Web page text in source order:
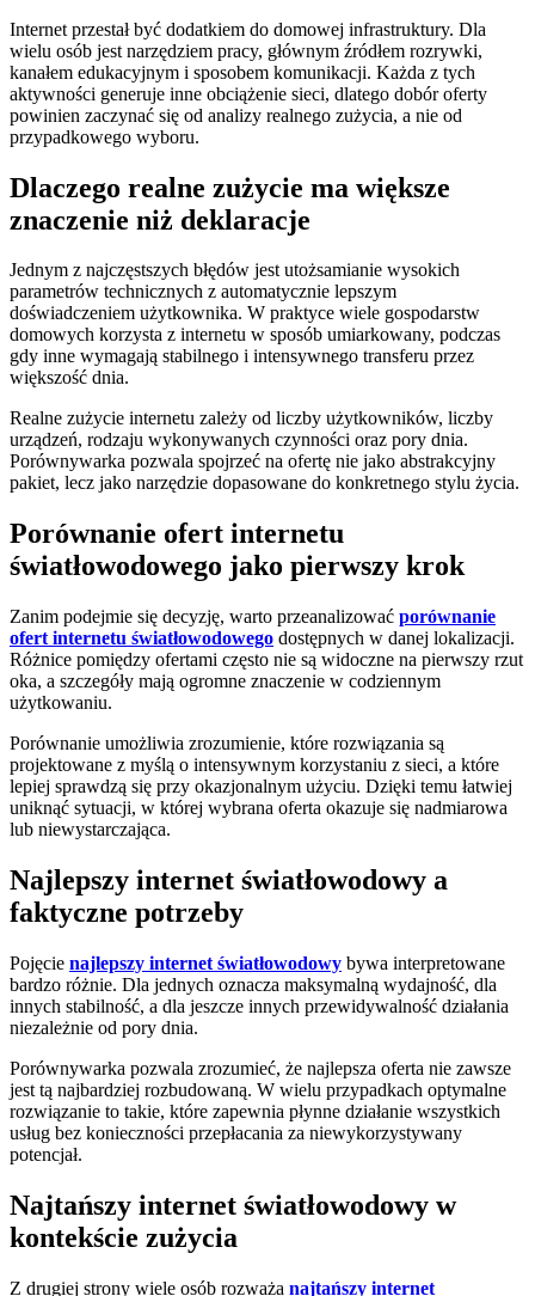
Internet przestał być dodatkiem do domowej infrastruktury. Dla
wielu osób jest narzędziem pracy, głównym źródłem rozrywki,
kanałem edukacyjnym i sposobem komunikacji. Każda z tych
aktywności generuje inne obciążenie sieci, dlatego dobór oferty
powinien zaczynać się od analizy realnego zużycia, a nie od
przypadkowego wyboru.
Dlaczego realne zużycie ma większe
znaczenie niż deklaracje
Jednym z najczęstszych błędów jest utożsamianie wysokich
parametrów technicznych z automatycznie lepszym
doświadczeniem użytkownika. W praktyce wiele gospodarstw
domowych korzysta z internetu w sposób umiarkowany, podczas
gdy inne wymagają stabilnego i intensywnego transferu przez
większość dnia.
Realne zużycie internetu zależy od liczby użytkowników, liczby
urządzeń, rodzaju wykonywanych czynności oraz pory dnia.
Porównywarka pozwala spojrzeć na ofertę nie jako abstrakcyjny
pakiet, lecz jako narzędzie dopasowane do konkretnego stylu życia.
Porównanie ofert internetu
światłowodowego jako pierwszy krok
Zanim podejmie się decyzję, warto przeanalizować porównanie
ofert internetu światłowodowego dostępnych w danej lokalizacji.
Różnice pomiędzy ofertami często nie są widoczne na pierwszy rzut
oka, a szczegóły mają ogromne znaczenie w codziennym
użytkowaniu.
Porównanie umożliwia zrozumienie, które rozwiązania są
projektowane z myślą o intensywnym korzystaniu z sieci, a które
lepiej sprawdzą się przy okazjonalnym użyciu. Dzięki temu łatwiej
uniknąć sytuacji, w której wybrana oferta okazuje się nadmiarowa
lub niewystarczająca.
Najlepszy internet światłowodowy a
faktyczne potrzeby
Pojęcie najlepszy internet światłowodowy bywa interpretowane
bardzo różnie. Dla jednych oznacza maksymalną wydajność, dla
innych stabilność, a dla jeszcze innych przewidywalność działania
niezależnie od pory dnia.
Porównywarka pozwala zrozumieć, że najlepsza oferta nie zawsze
jest tą najbardziej rozbudowaną. W wielu przypadkach optymalne
rozwiązanie to takie, które zapewnia płynne działanie wszystkich
usług bez konieczności przepłacania za niewykorzystywany
potencjał.
Najtańszy internet światłowodowy w
kontekście zużycia
Z drugiej strony wiele osób rozważa najtańszy internet